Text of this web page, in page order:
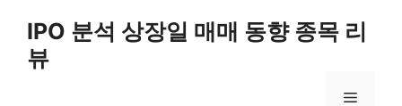
content
IPO 분석 상장일 매매 동향 종목 리
뷰
Menu